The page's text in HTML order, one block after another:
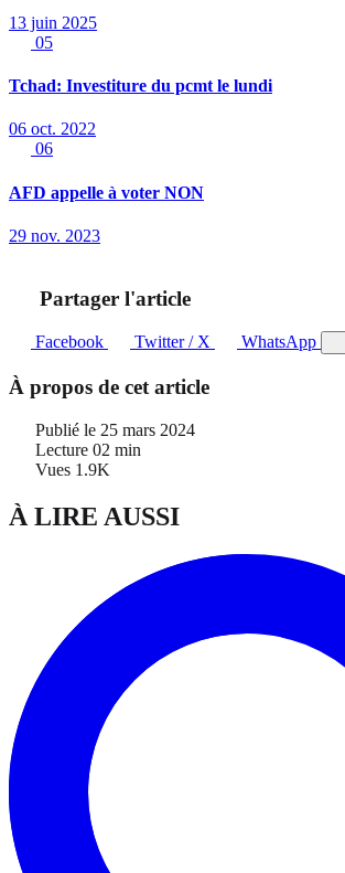
13 juin 2025
05
Tchad: Investiture du pcmt le lundi
06 oct. 2022
06
AFD appelle à voter NON
29 nov. 2023
Partager l'article
Facebook Twitter / X WhatsApp
À propos de cet article
Publié le 25 mars 2024
Lecture 02 min
Vues 1.9K
À LIRE AUSSI